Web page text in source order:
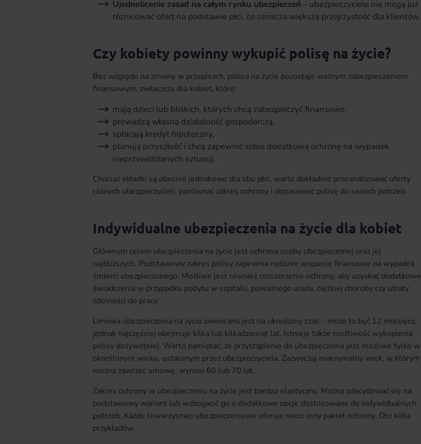
Ujednolicenie zasad na całym rynku ubezpieczeń – ubezpieczyciele nie mogą już
różnicować ofert na podstawie płci, co oznacza większą przejrzystość dla klientów.
Czy kobiety powinny wykupić polisę na życie?
Bez względu na zmiany w przepisach, polisa na życie pozostaje ważnym zabezpieczeniem
finansowym, zwłaszcza dla kobiet, które:
mają dzieci lub bliskich, których chcą zabezpieczyć finansowo,
prowadzą własną działalność gospodarczą,
spłacają kredyt hipoteczny,
planują przyszłość i chcą zapewnić sobie dodatkową ochronę na wypadek
nieprzewidzianych sytuacji.
Chociaż składki są obecnie jednakowe dla obu płci, warto dokładnie przeanalizować oferty
różnych ubezpieczycieli, porównać zakres ochrony i dopasować polisę do swoich potrzeb.
Indywidualne ubezpieczenia na życie dla kobiet
Głównym celem ubezpieczenia na życie jest ochrona osoby ubezpieczonej oraz jej
najbliższych. Podstawowy zakres polisy zapewnia rodzinie wsparcie finansowe na wypadek
śmierci ubezpieczonego. Możliwe jest również rozszerzenie ochrony, aby uzyskać dodatkowe
świadczenia w przypadku pobytu w szpitalu, poważnego urazu, ciężkiej choroby czy utraty
zdolności do pracy.
Umowa ubezpieczenia na życie zawierana jest na określony czas – może to być 12 miesięcy,
jednak najczęściej obejmuje kilka lub kilkadziesiąt lat. Istnieje także możliwość wykupienia
polisy dożywotniej. Warto pamiętać, że przystąpienie do ubezpieczenia jest możliwe tylko w
określonym wieku, ustalonym przez ubezpieczyciela. Zazwyczaj maksymalny wiek, w którym
można zawrzeć umowę, wynosi 60 lub 70 lat.
Zakres ochrony w ubezpieczeniu na życie jest bardzo elastyczny. Można zdecydować się na
podstawowy wariant lub wzbogacić go o dodatkowe opcje dostosowane do indywidualnych
potrzeb. Każde towarzystwo ubezpieczeniowe oferuje nieco inny pakiet ochrony. Oto kilka
przykładów.